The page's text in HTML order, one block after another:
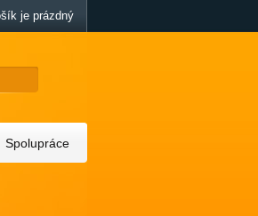
je prázdný
Spolupráce